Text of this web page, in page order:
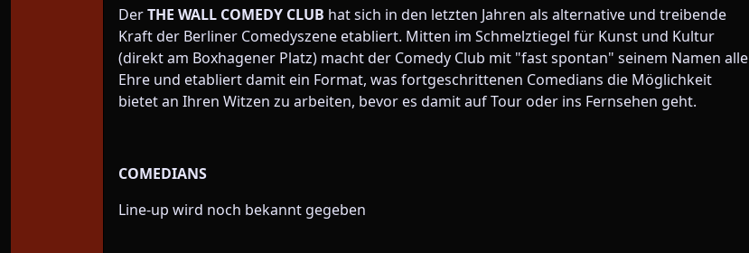
DerTHE WALL COMEDY CLUB hat sich in den letzten Jahren als alternative und treibende
Kraft der Berliner Comedyszene etabliert. Mitten im Schmelztiegel für Kunst und Kultur
(direkt am Boxhagener Platz) macht der Comedy Club mit "fast spontan" seinem Namen alle
Ehre und etabliert damit ein Format, was fortgeschrittenen Comedians die Möglichkeit
bietet an Ihren Witzen zu arbeiten, bevor es damit auf Tour oder ins Fernsehen geht.
COMEDIANS
Line-up wird noch bekannt gegeben